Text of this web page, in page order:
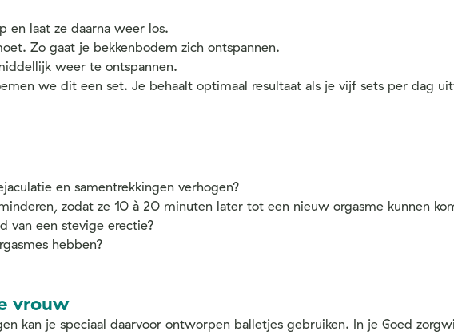
en laat ze daarna weer los.
Zo gaat je bekkenbodem zich ontspannen.
weer te ontspannen.
we dit een set. Je behaalt optimaal resultaat als je vijf sets per dag
en samentrekkingen verhogen?
zodat ze 10 à 20 minuten later tot een nieuw orgasme kunnen
van een stevige erectie?
hebben?
vrouw
kan je speciaal daarvoor ontworpen balletjes gebruiken. In je Goed